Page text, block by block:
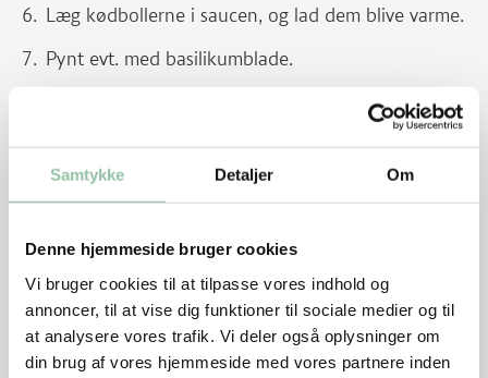
Samtykke Detaljer Om
Denne hjemmeside bruger cookies
Vi bruger cookies til at tilpasse vores indhold og
annoncer, til at vise dig funktioner til sociale medier og til
at analysere vores trafik. Vi deler også oplysninger om
din brug af vores hjemmeside med vores partnere inden
Læg kødbollerne i saucen, og lad dem blive varme.
Pynt evt. med basilikumblade.
Tag grøntsager op uden sauce og mos dem sammen
med ris i en hurtighakker, og tilsæt 1 tsk olie. Skær en
Til barnet over 12 måneder
Skær grøntsager og kødbolle ud i små stykker og
anret dem hver for sig med ris. Fjern tomatskind.
Tips